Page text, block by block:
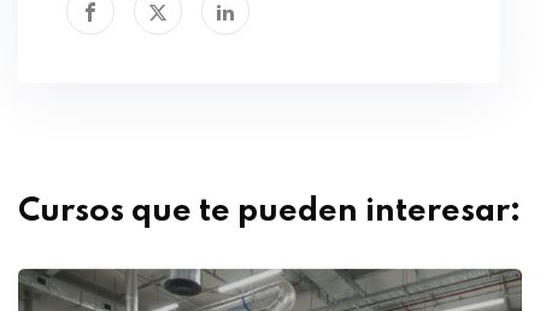
Cursos que te pueden interesar: